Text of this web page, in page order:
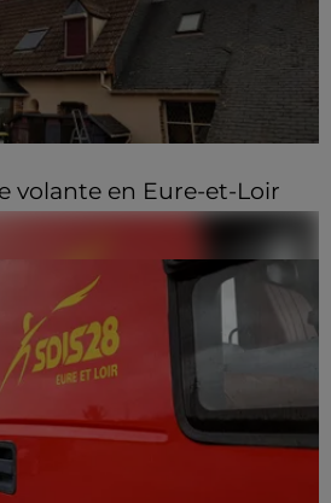
volante en Eure-et-Loir